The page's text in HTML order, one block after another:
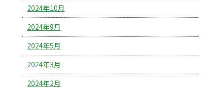
2024年10月
2024年9月
2024年5月
2024年3月
2024年2月